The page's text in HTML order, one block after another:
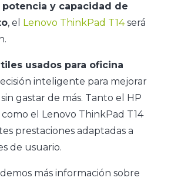
potencia y capacidad de
, el Lenovo ThinkPad T14será
usados para oficina
inteligente para mejorar
gastar de más. Tanto el HP
el Lenovo ThinkPad T14
prestaciones adaptadas a
de usuario.
más información sobre